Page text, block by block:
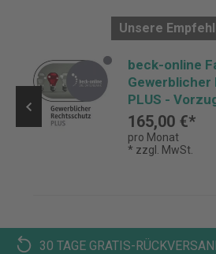
Unsere
beck-online
PLUS -
165,00 €*
pro Monat
* zzgl. MwSt.
30 TAGE GRATIS-